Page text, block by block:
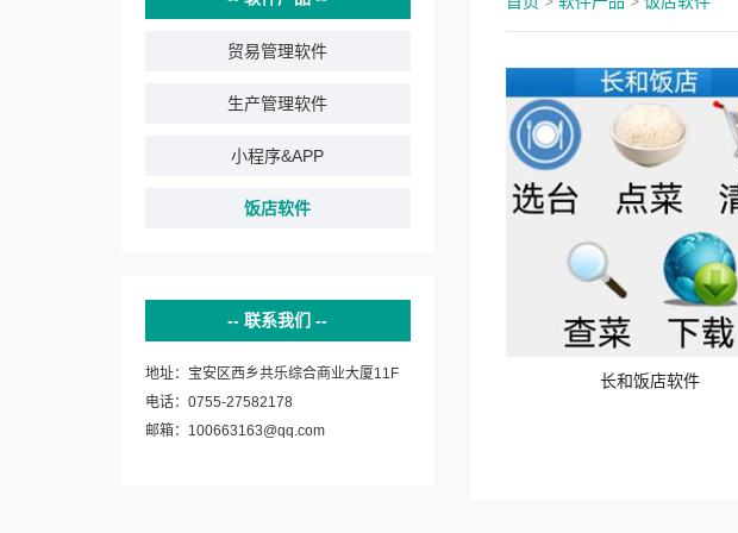
贸易管理软件
生产管理软件
小程序&APP
饭店软件
联系我们
地址：宝安区西乡共乐综合商业大厦11F
电话：0755-27582178
邮箱：100663163@qq.com
长和饭店软件